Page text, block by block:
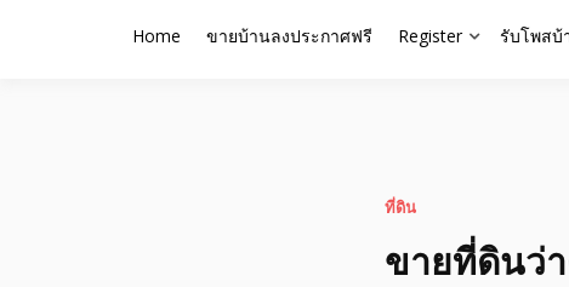
Home ขายบ้านลงประกาศฟรี Register รับโพสบ้
ที่ดิน
ขายที่ดินว่า